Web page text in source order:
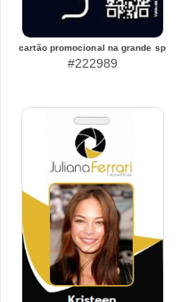
cartão promocional na grande sp
#222989